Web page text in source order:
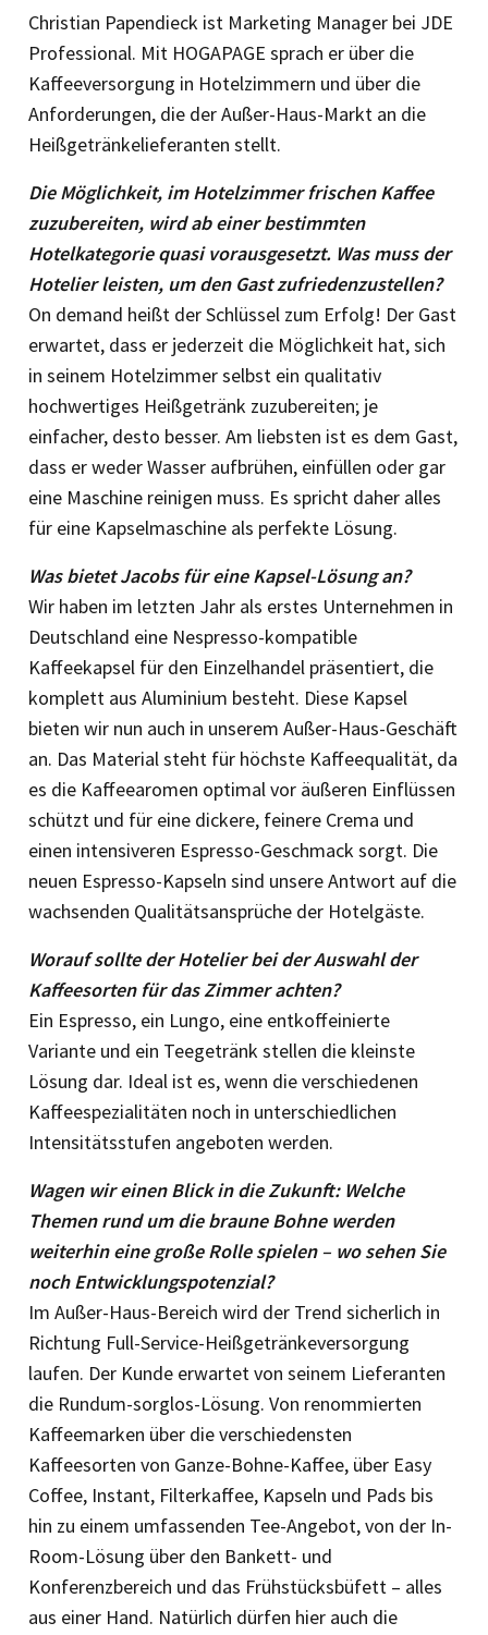
Christian Papendieck ist Marketing Manager bei JDE
Professional. Mit HOGAPAGE sprach er über die
Kaffeeversorgung in Hotelzimmern und über die
Anforderungen, die der Außer-Haus-Markt an die
Heißgetränkelieferanten stellt.
Die Möglichkeit, im Hotelzimmer frischen Kaffee
zuzubereiten, wird ab einer bestimmten
Hotelkategorie quasi vorausgesetzt. Was muss der
Hotelier leisten, um den Gast zufriedenzustellen?
On demand heißt der Schlüssel zum Erfolg! Der Gast
erwartet, dass er jederzeit die Möglichkeit hat, sich
in seinem Hotelzimmer selbst ein qualitativ
hochwertiges Heißgetränk zuzubereiten; je
einfacher, desto besser. Am liebsten ist es dem Gast,
dass er weder Wasser aufbrühen, einfüllen oder gar
eine Maschine reinigen muss. Es spricht daher alles
für eine Kapselmaschine als perfekte Lösung.
Was bietet Jacobs für eine Kapsel-Lösung an?
Wir haben im letzten Jahr als erstes Unternehmen in
Deutschland eine Nespresso-kompatible
Kaffeekapsel für den Einzelhandel präsentiert, die
komplett aus Aluminium besteht. Diese Kapsel
bieten wir nun auch in unserem Außer-Haus-Geschäft
an. Das Material steht für höchste Kaffeequalität, da
es die Kaffeearomen optimal vor äußeren Einflüssen
schützt und für eine dickere, feinere Crema und
einen intensiveren Espresso-Geschmack sorgt. Die
neuen Espresso-Kapseln sind unsere Antwort auf die
wachsenden Qualitätsansprüche der Hotelgäste.
Worauf sollte der Hotelier bei der Auswahl der
Kaffeesorten für das Zimmer achten?
Ein Espresso, ein Lungo, eine entkoffeinierte
Variante und ein Teegetränk stellen die kleinste
Lösung dar. Ideal ist es, wenn die verschiedenen
Kaffeespezialitäten noch in unterschiedlichen
Intensitätsstufen angeboten werden.
Wagen wir einen Blick in die Zukunft: Welche
Themen rund um die braune Bohne werden
weiterhin eine große Rolle spielen – wo sehen Sie
noch Entwicklungspotenzial?
Im Außer-Haus-Bereich wird der Trend sicherlich in
Richtung Full-Service-Heißgetränkeversorgung
laufen. Der Kunde erwartet von seinem Lieferanten
die Rundum-sorglos-Lösung. Von renommierten
Kaffeemarken über die verschiedensten
Kaffeesorten von Ganze-Bohne-Kaffee, über Easy
Coffee, Instant, Filterkaffee, Kapseln und Pads bis
hin zu einem umfassenden Tee-Angebot, von der In-
Room-Lösung über den Bankett- und
Konferenzbereich und das Frühstücksbüfett – alles
aus einer Hand. Natürlich dürfen hier auch die